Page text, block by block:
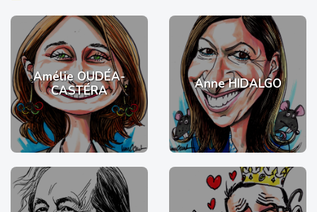
Amélie OUDÉA-
CASTÉRA
Anne HIDALGO